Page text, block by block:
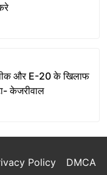
लीक और E-20 के खिलाफ
केजरीवाल
Policy DMCA